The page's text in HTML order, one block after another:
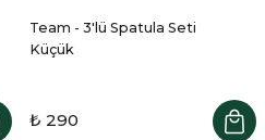
Team - 3'lü Spatula Seti
Küçük
₺ 290